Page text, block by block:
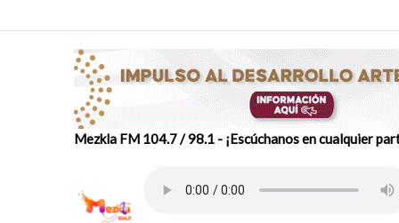
Mezkla FM 104.7 / 98.1 - ¡Escúchanos en cualquier